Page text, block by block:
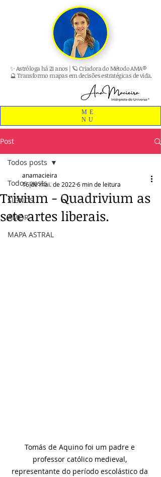
ME
NU
✨ Astróloga há 21 anos | 🪐 Criadora do Método AMA®
🔮 Transformo mapas em decisões estratégicas de vida.
Post
Todos posts
SIGNOS
AMOR
MAPA ASTRAL
Todos posts
Trivium - Quadrivium as
sete artes liberais.
anamacieira
16 de mai. de 2022 6 min de leitura
Tomás de Aquino foi um padre e
professor católico medieval,
representante do período escolástico da